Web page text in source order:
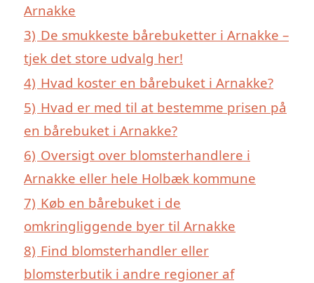
Arnakke
3) De smukkeste bårebuketter i Arnakke –
tjek det store udvalg her!
4) Hvad koster en bårebuket i Arnakke?
5) Hvad er med til at bestemme prisen på
en bårebuket i Arnakke?
6) Oversigt over blomsterhandlere i
Arnakke eller hele Holbæk kommune
7) Køb en bårebuket i de
omkringliggende byer til Arnakke
8) Find blomsterhandler eller
blomsterbutik i andre regioner af